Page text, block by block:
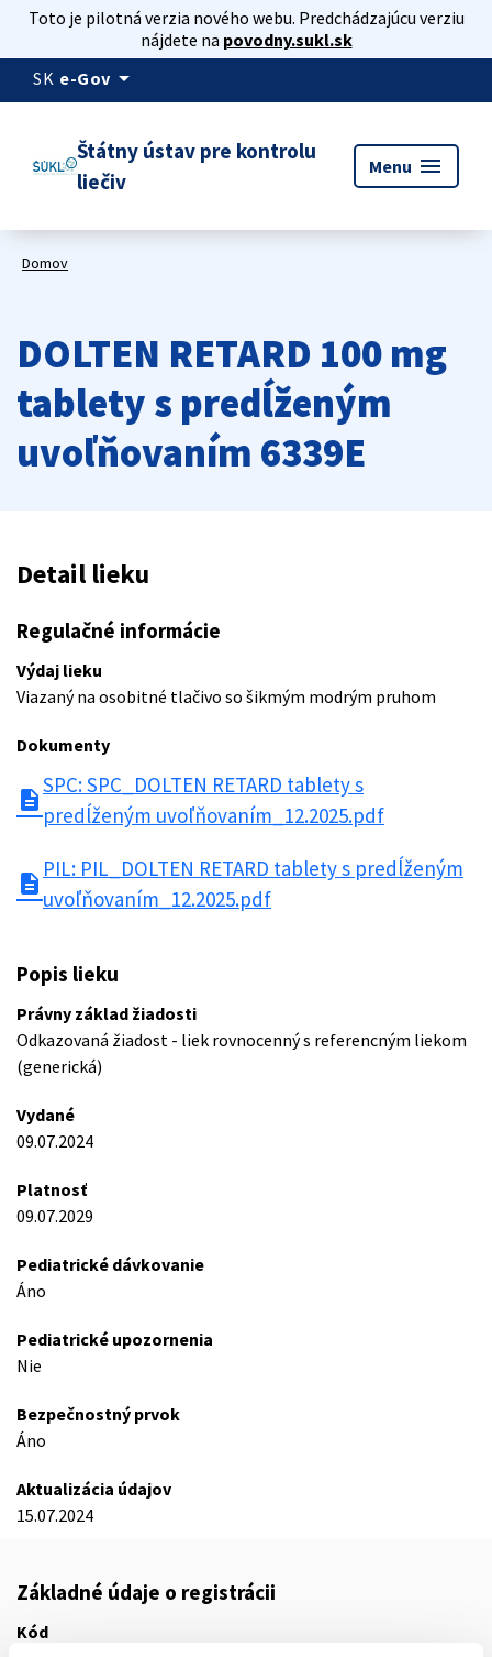
Toto je pilotná verzia nového webu. Predchádzajúcu verziu
nájdete na povodny.sukl.sk
SK e-Gov arrow_drop_down
Štátny ústav pre kontrolu
liečiv
Menu menu
Domov
DOLTEN RETARD 100 mg
tablety s predĺženým
uvoľňovaním 6339E
Detail lieku
Regulačné informácie
Výdaj lieku
Viazaný na osobitné tlačivo so šikmým modrým pruhom
Dokumenty
description
SPC: SPC_DOLTEN RETARD tablety s
predĺženým uvoľňovaním_12.2025.pdf
description
PIL: PIL_DOLTEN RETARD tablety s predĺženým
uvoľňovaním_12.2025.pdf
Popis lieku
Právny základ žiadosti
Odkazovaná žiadost - liek rovnocenný s referencným liekom
(generická)
Vydané
09.07.2024
Platnosť
09.07.2029
Pediatrické dávkovanie
Áno
Pediatrické upozornenia
Nie
Bezpečnostný prvok
Áno
Aktualizácia údajov
15.07.2024
Základné údaje o registrácii
Kód